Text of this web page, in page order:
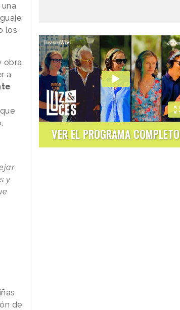
los
obra
a
y
de
VER EL PROGRAMA COMPLETO